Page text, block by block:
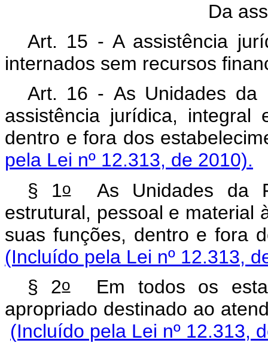
Da
Art. 15 - A assistência
internados sem recursos
Art. 16 - As Unidades da
assistência jurídica, integral
dentro e fora dos
pela Lei nº 12.313, de 2010).
§ 1oAs Unidades da
estrutural, pessoal e material
suas funções, dentro e
(Incluído pela Lei nº 12.313,
§ 2oEm todos os
apropriado destinado ao
(Incluído pela Lei nº 12.313,